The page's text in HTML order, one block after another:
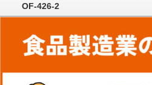
OF-426-2